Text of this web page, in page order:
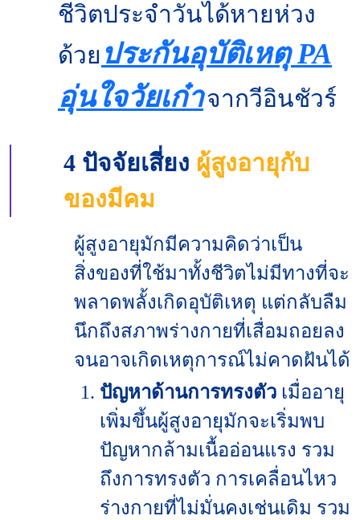
ชีวิตประจำวันได้หายห่วง
ด้วย ประกันอุบัติเหตุ PA
อุ่นใจวัยเก๋าจากวีอินชัวร์
4 ปัจจัยเสี่ยง ผู้สูงอายุกับ
ของมีคม
ผู้สูงอายุมักมีความคิดว่าเป็น
สิ่งของที่ใช้มาทั้งชีวิตไม่มีทางที่จะ
พลาดพลั้งเกิดอุบัติเหตุ แต่กลับลืม
นึกถึงสภาพร่างกายที่เสื่อมถอยลง
จนอาจเกิดเหตุการณ์ไม่คาดฝันได้
ปัญหาด้านการทรงตัว เมื่ออายุ
เพิ่มขึ้นผู้สูงอายุมักจะเริ่มพบ
ปัญหากล้ามเนื้ออ่อนแรง รวม
ถึงการทรงตัว การเคลื่อนไหว
ร่างกายที่ไม่มั่นคงเช่นเดิม รวม